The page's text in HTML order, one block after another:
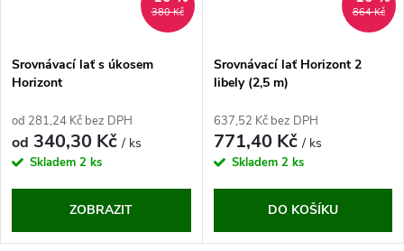
380 Kč
Srovnávací lať s úkosem
Horizont
od 281,24 Kč bez DPH
od 340,30 Kč/ ks
Skladem 2 ks
ZOBRAZIT
864 Kč
Srovnávací lať Horizont 2
libely (2,5 m)
637,52 Kč bez DPH
771,40 Kč/ ks
Skladem 2 ks
DO KOŠÍKU